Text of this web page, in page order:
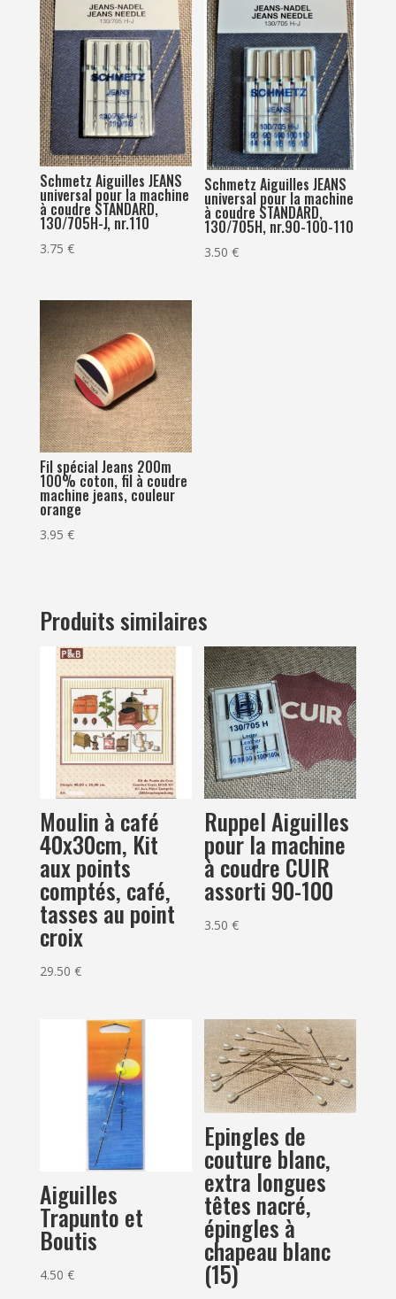
Schmetz Aiguilles JEANS
universal pour la machine
à coudre STANDARD,
130/705H-J, nr.110
3.75 €
Schmetz Aiguilles JEANS
universal pour la machine
à coudre STANDARD,
130/705H, nr.90-100-110
3.50€
Fil spécial Jeans 200m
100% coton, fil à coudre
machine jeans, couleur
orange
3.95 €
Produits similaires
Moulin à café
40x30cm, Kit
aux points
comptés, café,
tasses au point
croix
29.50 €
Ruppel Aiguilles
pour la machine
à coudre CUIR
assorti 90-100
3.50€
Aiguilles
Trapunto et
Boutis
4.50 €
Epingles de
couture blanc,
extra longues
têtes nacré,
épingles à
chapeau blanc
(15)